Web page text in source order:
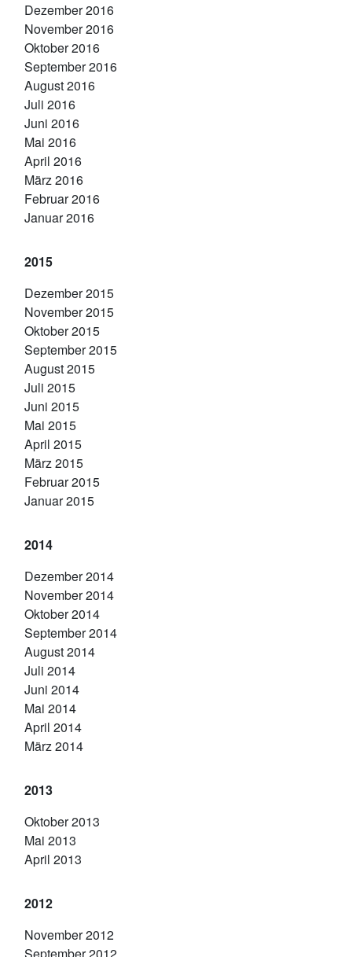
Dezember 2016
November 2016
Oktober 2016
September 2016
August 2016
Juli 2016
Juni 2016
Mai 2016
April 2016
März 2016
Februar 2016
Januar 2016
2015
Dezember 2015
November 2015
Oktober 2015
September 2015
August 2015
Juli 2015
Juni 2015
Mai 2015
April 2015
März 2015
Februar 2015
Januar 2015
2014
Dezember 2014
November 2014
Oktober 2014
September 2014
August 2014
Juli 2014
Juni 2014
Mai 2014
April 2014
März 2014
2013
Oktober 2013
Mai 2013
April 2013
2012
November 2012